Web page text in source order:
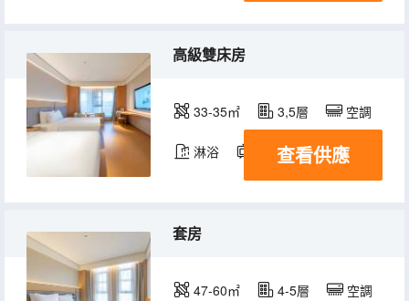
高級雙床房
33-35㎡ 3,5層 空調
淋浴 電視機 冰箱
查看供應
套房
47-60㎡ 4-5層 空調